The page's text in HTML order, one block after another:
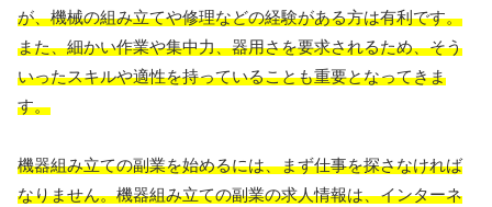
が、機械の組み立てや修理などの経験がある方は有利です。
また、細かい作業や集中力、器用さを要求されるため、そう
いったスキルや適性を持っていることも重要となってきま
す。
機器組み立ての副業を始めるには、まず仕事を探さなければ
なりません。機器組み立ての副業の求人情報は、インターネ